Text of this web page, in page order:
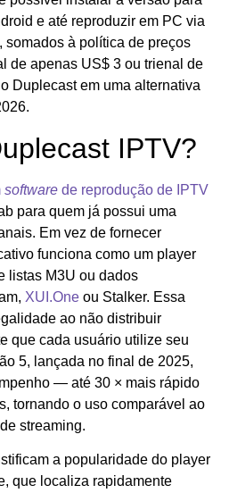
e até reproduzir em PC via
somados à política de preços
de apenas US$ 3 ou trienal de
Duplecast em uma alternativa
IPTV?
software de reprodução de IPTV
para quem já possui uma
Em vez de fornecer
funciona como um player
listas M3U ou dados
XUI.One ou Stalker. Essa
ao não distribuir
que cada usuário utilize seu
5, lançada no final de 2025,
— até 30 × mais rápido
tornando o uso comparável ao
streaming.
a popularidade do player
que localiza rapidamente